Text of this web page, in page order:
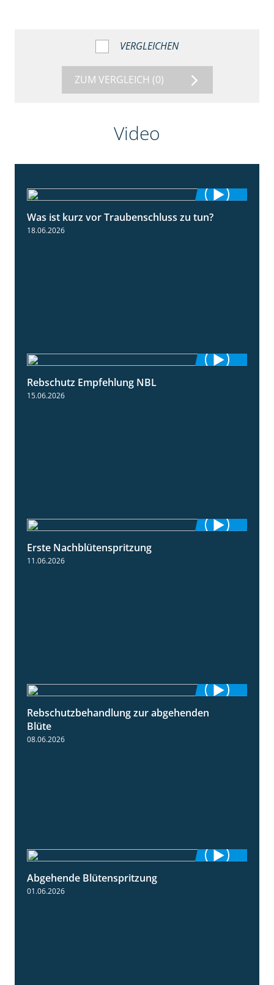
VERGLEICHEN
ZUM VERGLEICH (0)
Video
5:04
Was ist kurz vor Traubenschluss zu tun?
18.06.2026
Rebschutz Empfehlung NBL
15.06.2026
Erste Nachblütenspritzung
11.06.2026
3:06
Rebschutzbehandlung zur abgehenden
Blüte
08.06.2026
Abgehende Blütenspritzung
01.06.2026